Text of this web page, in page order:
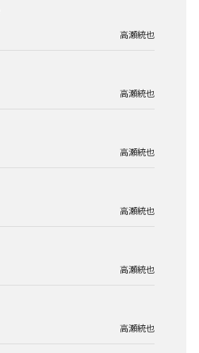
高瀬統也
高瀬統也
高瀬統也
高瀬統也
高瀬統也
高瀬統也